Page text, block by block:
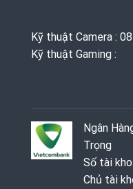
Kỹ thuật Camera :
Kỹ thuật Gaming ‭: ‬
Ngân
Trọng
Số tài
Chủ tài